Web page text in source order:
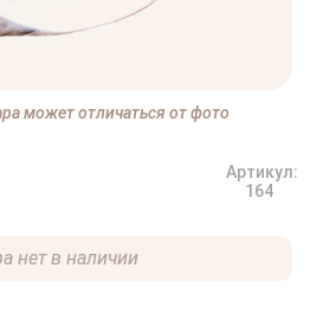
может отличаться от фото
Артикул:
164
нет в наличии